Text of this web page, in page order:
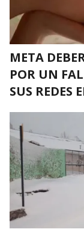
META
POR UN
SUS REDES